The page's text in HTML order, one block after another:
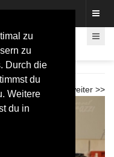
zu
zu
Durch die
du
Weitere
du in
weiter >>